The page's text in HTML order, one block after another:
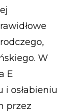
W
E
i osłabieniu
przez